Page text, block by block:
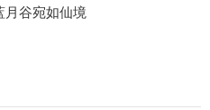
月谷宛如仙境